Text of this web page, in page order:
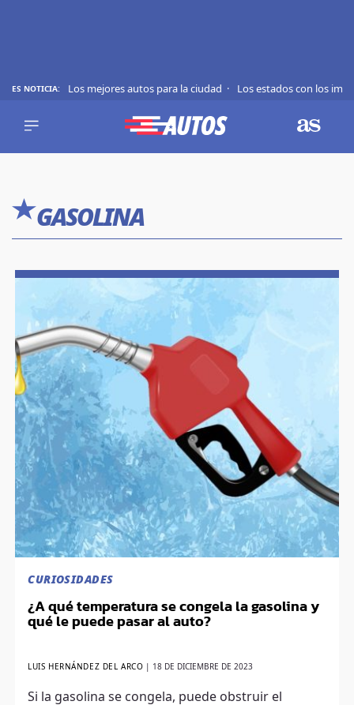
contenido
ES NOTICIA: Los mejores autos para la ciudad Los estados con los
REVIEWS
ACTUALIDAD
CURIOSIDADES
SÍGUENOS
GASOLINA
CURIOSIDADES
¿A qué temperatura se congela la gasolina y
qué le puede pasar al auto?
LUIS HERNÁNDEZ DEL ARCO 18 DE DICIEMBRE DE 2023
Si la gasolina se congela, puede obstruir el